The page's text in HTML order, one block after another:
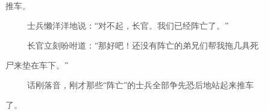
推车。
士兵懒洋洋地说：“对不起，长官。我们已经阵亡了。”
长官立刻吩咐道：“那好吧！还没有阵亡的弟兄们帮我拖几具死
尸来垫在车下。”
话刚落音，刚才那些“阵亡”的士兵全部争先恐后地站起来推车
了。